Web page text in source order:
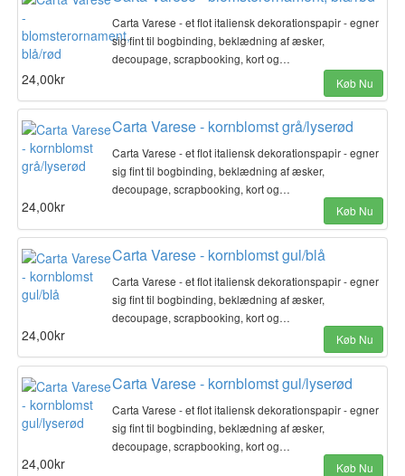
Carta Varese - et flot italiensk dekorationspapir - egner
sig fint til bogbinding, beklædning af æsker,
decoupage, scrapbooking, kort og…
24,00kr Køb Nu
Carta Varese - kornblomst grå/lyserød
Carta Varese - et flot italiensk dekorationspapir - egner
sig fint til bogbinding, beklædning af æsker,
decoupage, scrapbooking, kort og…
24,00kr Køb Nu
Carta Varese - kornblomst gul/blå
Carta Varese - et flot italiensk dekorationspapir - egner
sig fint til bogbinding, beklædning af æsker,
decoupage, scrapbooking, kort og…
24,00kr Køb Nu
Carta Varese - kornblomst gul/lyserød
Carta Varese - et flot italiensk dekorationspapir - egner
sig fint til bogbinding, beklædning af æsker,
decoupage, scrapbooking, kort og…
24,00kr Køb Nu